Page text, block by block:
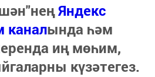
Яндекс
каналында һәм
иң мөһим,
күзәтегез.